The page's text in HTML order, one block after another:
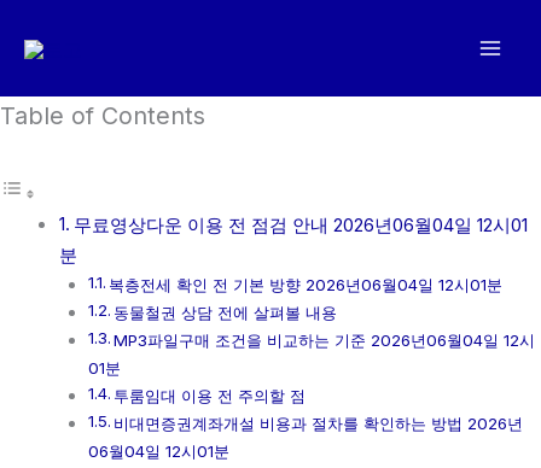
로
너
Table of Contents
무료영상다운 이용 전 점검 안내 2026년06월04일 12시01
분
복층전세 확인 전 기본 방향 2026년06월04일 12시01분
동물철권 상담 전에 살펴볼 내용
MP3파일구매 조건을 비교하는 기준 2026년06월04일 12시
01분
투룸임대 이용 전 주의할 점
비대면증권계좌개설 비용과 절차를 확인하는 방법 2026년
06월04일 12시01분